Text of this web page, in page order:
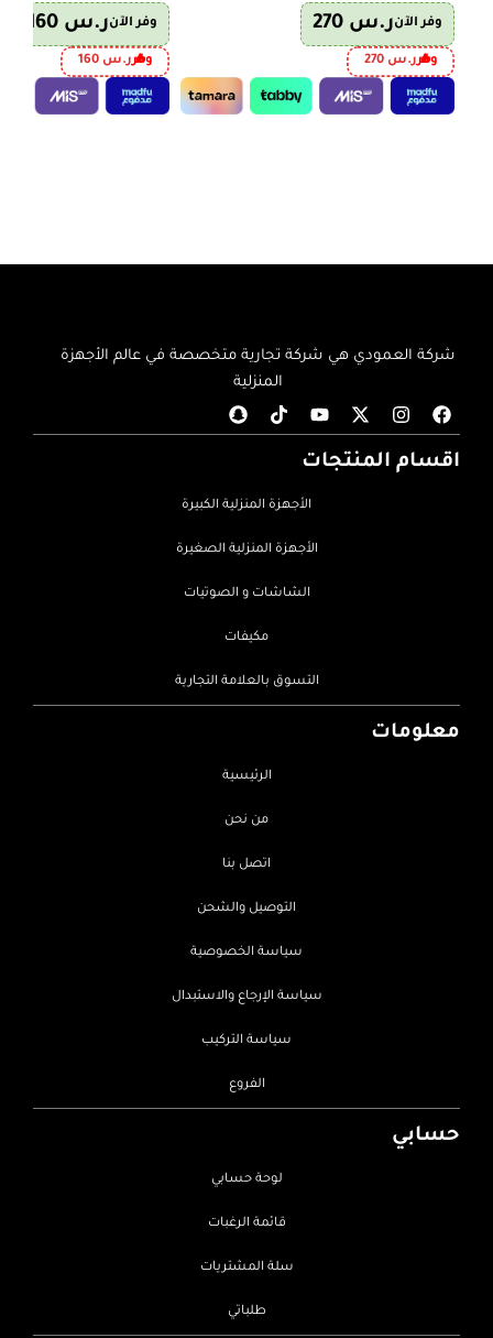
وفر الآنر.س
وفرر.س 270
وفر الآنر.س
وفرر.س 160
شركة العمودي هي شركة تجارية متخصصة في عالم الأجهزة
المنزلية
اقسام المنتجات
الأجهزة المنزلية الكبيرة
الأجهزة المنزلية الصغيرة
الشاشات و الصوتيات
مكيفات
التسوق بالعلامة التجارية
معلومات
الرئيسية
من نحن
اتصل بنا
التوصيل والشحن
سياسة الخصوصية
سياسة الإرجاع والاستبدال
سياسة التركيب
الفروع
حسابي
لوحة حسابي
قائمة الرغبات
سلة المشتريات
طلباتي